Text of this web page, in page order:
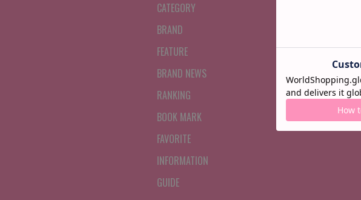
CATEGORY
BRAND
FEATURE
BRAND NEWS
RANKING
BOOK MARK
FAVORITE
INFORMATION
GUIDE